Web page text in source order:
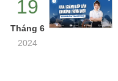
19
Tháng 6
2024